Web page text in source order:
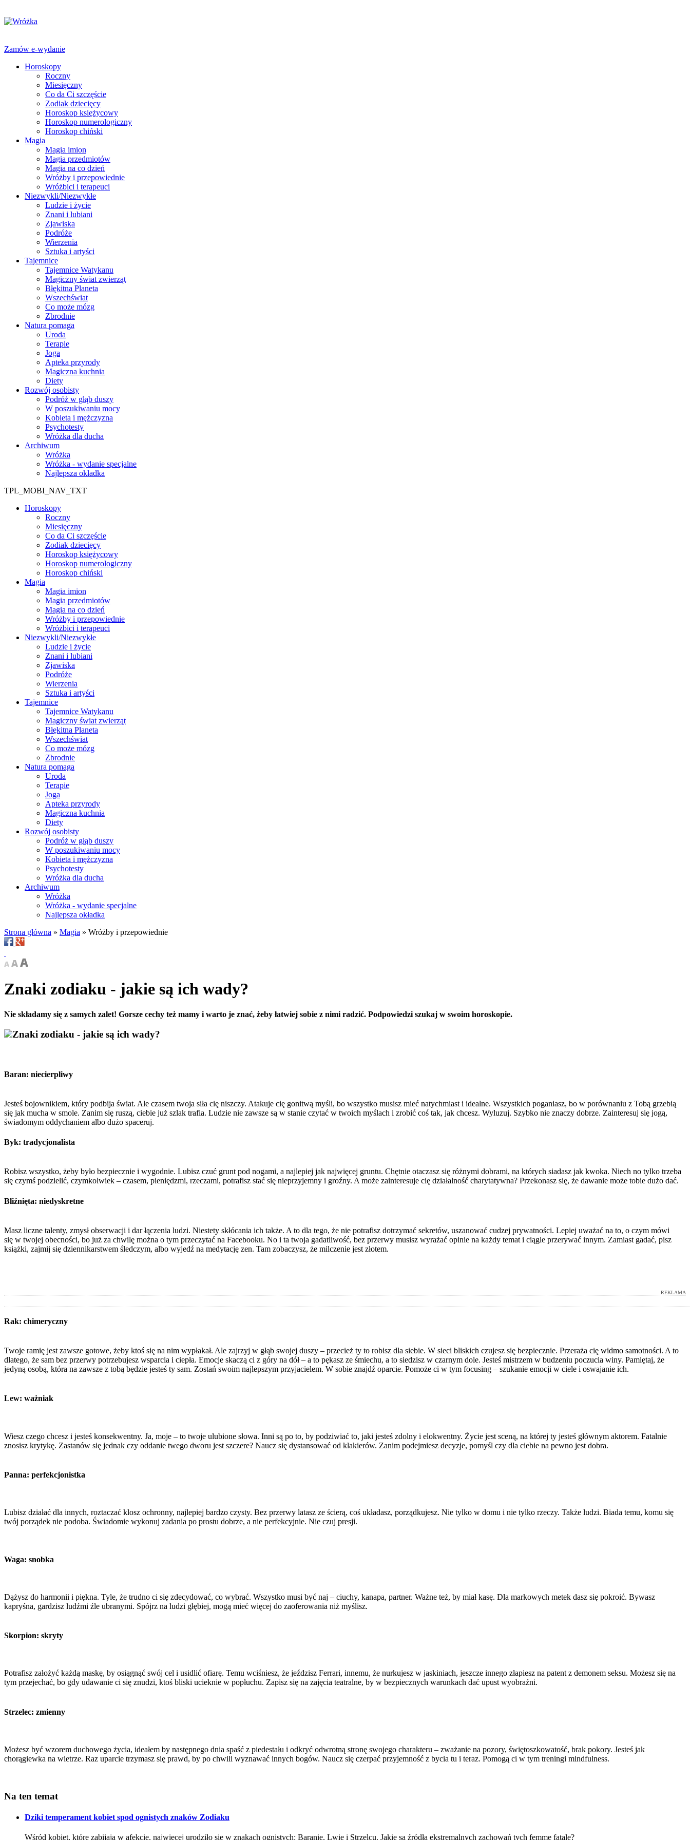
Zamów e-wydanie
Horoskopy
Roczny
Miesięczny
Co da Ci szczęście
Zodiak dziecięcy
Horoskop księżycowy
Horoskop numerologiczny
Horoskop chiński
Magia
Magia imion
Magia przedmiotów
Magia na co dzień
Wróżby i przepowiednie
Wróżbici i terapeuci
Niezwykli/Niezwykłe
Ludzie i życie
Znani i lubiani
Zjawiska
Podróże
Wierzenia
Sztuka i artyści
Tajemnice
Tajemnice Watykanu
Magiczny świat zwierząt
Błękitna Planeta
Wszechświat
Co może mózg
Zbrodnie
Natura pomaga
Uroda
Terapie
Joga
Apteka przyrody
Magiczna kuchnia
Diety
Rozwój osobisty
Podróż w głąb duszy
W poszukiwaniu mocy
Kobieta i mężczyzna
Psychotesty
Wróżka dla ducha
Archiwum
Wróżka
Wróżka - wydanie specjalne
Najlepsza okładka
TPL_MOBI_NAV_TXT
Horoskopy
Roczny
Miesięczny
Co da Ci szczęście
Zodiak dziecięcy
Horoskop księżycowy
Horoskop numerologiczny
Horoskop chiński
Magia
Magia imion
Magia przedmiotów
Magia na co dzień
Wróżby i przepowiednie
Wróżbici i terapeuci
Niezwykli/Niezwykłe
Ludzie i życie
Znani i lubiani
Zjawiska
Podróże
Wierzenia
Sztuka i artyści
Tajemnice
Tajemnice Watykanu
Magiczny świat zwierząt
Błękitna Planeta
Wszechświat
Co może mózg
Zbrodnie
Natura pomaga
Uroda
Terapie
Joga
Apteka przyrody
Magiczna kuchnia
Diety
Rozwój osobisty
Podróż w głąb duszy
W poszukiwaniu mocy
Kobieta i mężczyzna
Psychotesty
Wróżka dla ducha
Archiwum
Wróżka
Wróżka - wydanie specjalne
Najlepsza okładka
Strona główna » Magia » Wróżby i przepowiednie
Znaki zodiaku - jakie są ich wady?
Nie składamy się z samych zalet! Gorsze cechy też mamy i warto je znać, żeby łatwiej sobie z nimi radzić. Podpowiedzi szukaj w swoim horoskopie.
Znaki zodiaku - jakie są ich wady?
Baran: niecierpliwy
Jesteś bojownikiem, który podbija świat. Ale czasem twoja siła cię niszczy. Atakuje cię gonitwą myśli, bo wszystko musisz mieć natychmiast i idealne. Wszystkich poganiasz, bo w porównaniu z Tobą grzebią
się jak mucha w smole. Zanim się ruszą, ciebie już szlak trafia. Ludzie nie zawsze są w stanie czytać w twoich myślach i zrobić coś tak, jak chcesz. Wyluzuj. Szybko nie znaczy dobrze. Zainteresuj się jogą,
świadomym oddychaniem albo dużo spaceruj.
Byk: tradycjonalista
Robisz wszystko, żeby było bezpiecznie i wygodnie. Lubisz czuć grunt pod nogami, a najlepiej jak najwięcej gruntu. Chętnie otaczasz się różnymi dobrami, na których siadasz jak kwoka. Niech no tylko trzeba
się czymś podzielić, czymkolwiek – czasem, pieniędzmi, rzeczami, potrafisz stać się nieprzyjemny i groźny. A może zainteresuje cię działalność charytatywna? Przekonasz się, że dawanie może tobie dużo dać.
Bliźnięta: niedyskretne
Masz liczne talenty, zmysł obserwacji i dar łączenia ludzi. Niestety skłócania ich także. A to dla tego, że nie potrafisz dotrzymać sekretów, uszanować cudzej prywatności. Lepiej uważać na to, o czym mówi
się w twojej obecności, bo już za chwilę można o tym przeczytać na Facebooku. No i ta twoja gadatliwość, bez przerwy musisz wyrażać opinie na każdy temat i ciągle przerywać innym. Zamiast gadać, pisz
książki, zajmij się dziennikarstwem śledczym, albo wyjedź na medytację zen. Tam zobaczysz, że milczenie jest złotem.
REKLAMA
Rak: chimeryczny
Twoje ramię jest zawsze gotowe, żeby ktoś się na nim wypłakał. Ale zajrzyj w głąb swojej duszy – przecież ty to robisz dla siebie. W sieci bliskich czujesz się bezpiecznie. Przeraża cię widmo samotności. A to
dlatego, że sam bez przerwy potrzebujesz wsparcia i ciepła. Emocje skaczą ci z góry na dół – a to pękasz ze śmiechu, a to siedzisz w czarnym dole. Jesteś mistrzem w budzeniu poczucia winy. Pamiętaj, że
jedyną osobą, która na zawsze z tobą będzie jesteś ty sam. Zostań swoim najlepszym przyjacielem. W sobie znajdź oparcie. Pomoże ci w tym focusing – szukanie emocji w ciele i oswajanie ich.
Lew: ważniak
Wiesz czego chcesz i jesteś konsekwentny. Ja, moje – to twoje ulubione słowa. Inni są po to, by podziwiać to, jaki jesteś zdolny i elokwentny. Życie jest sceną, na której ty jesteś głównym aktorem. Fatalnie
znosisz krytykę. Zastanów się jednak czy oddanie twego dworu jest szczere? Naucz się dystansować od klakierów. Zanim podejmiesz decyzje, pomyśl czy dla ciebie na pewno jest dobra.
Panna: perfekcjonistka
Lubisz działać dla innych, roztaczać klosz ochronny, najlepiej bardzo czysty. Bez przerwy latasz ze ścierą, coś układasz, porządkujesz. Nie tylko w domu i nie tylko rzeczy. Także ludzi. Biada temu, komu się
twój porządek nie podoba. Świadomie wykonuj zadania po prostu dobrze, a nie perfekcyjnie. Nie czuj presji.
Waga: snobka
Dążysz do harmonii i piękna. Tyle, że trudno ci się zdecydować, co wybrać. Wszystko musi być naj – ciuchy, kanapa, partner. Ważne też, by miał kasę. Dla markowych metek dasz się pokroić. Bywasz
kapryśna, gardzisz ludźmi źle ubranymi. Spójrz na ludzi głębiej, mogą mieć więcej do zaoferowania niż myślisz.
Skorpion: skryty
Potrafisz założyć każdą maskę, by osiągnąć swój cel i usidlić ofiarę. Temu wciśniesz, że jeździsz Ferrari, innemu, że nurkujesz w jaskiniach, jeszcze innego złapiesz na patent z demonem seksu. Możesz się na
tym przejechać, bo gdy udawanie ci się znudzi, ktoś bliski ucieknie w popłuchu. Zapisz się na zajęcia teatralne, by w bezpiecznych warunkach dać upust wyobraźni.
Strzelec: zmienny
Możesz być wzorem duchowego życia, ideałem by następnego dnia spaść z piedestału i odkryć odwrotną stronę swojego charakteru – zważanie na pozory, świętoszkowatość, brak pokory. Jesteś jak
chorągiewka na wietrze. Raz uparcie trzymasz się prawd, by po chwili wyznawać innych bogów. Naucz się czerpać przyjemność z bycia tu i teraz. Pomogą ci w tym treningi mindfulness.
Na ten temat
Dziki temperament kobiet spod ognistych znaków Zodiaku
Wśród kobiet, które zabijają w afekcie, najwięcej urodziło się w znakach ognistych: Baranie, Lwie i Strzelcu. Jakie są źródła ekstremalnych zachowań tych femme fatale?